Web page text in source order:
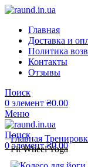
Главная
Доставка и
Политика
Контакты
Отзывы
Поиск
0 элемент ₴0.00
Меню
Поиск
0элемент ₴0.00
Главная
Fit Wheel Yoga